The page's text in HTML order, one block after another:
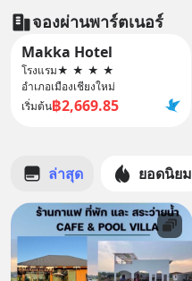
จองผ่านพาร์ตเนอร์
Makka Hotel
โรงแรม★ ★ ★ ★
อำเภอเมืองเชียงใหม่
เริ่มต้น฿2,669.85
ล่าสุด ยอดนิยม